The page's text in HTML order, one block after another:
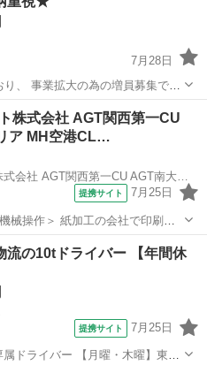
7月28日
、 事業拡大の為の増員募集で
年3月12以前に 免許を取得した人に限ります。 AT車なので、未...
ドライバー 未経験
株式会社 AGT関西第一CU
ア MH空港CL…
UTエージェント株式会社 AGT関西第一CU AGT南大阪エリア MH空港CL 《Javo1C》
提携サイト 7月25日
会社で印刷物
方が未経験からのスタートなので
流の10tドライバー 【年間休
提携サイト 7月25日
ドライバー 【月曜・木曜】東大